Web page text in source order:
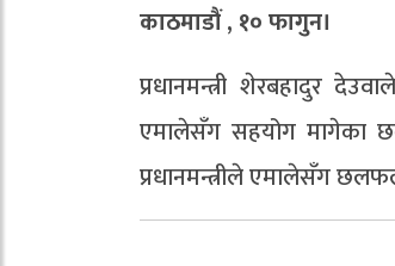
काठमाडौं , १० फागुन।
प्रधानमन्त्री शेरबहादुर
एमालेसँग सहयोग मागेका
प्रधानमन्त्रीले एमालेसँग